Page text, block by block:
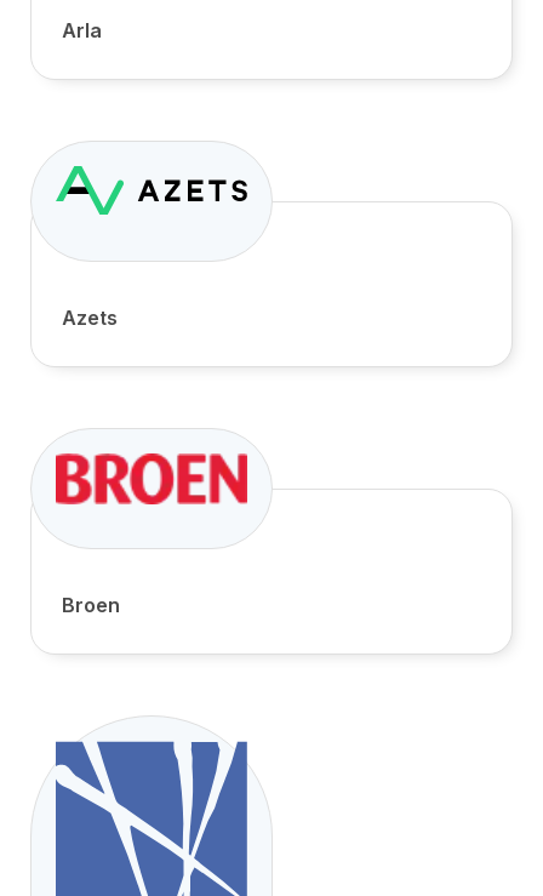
Arla
Azets
Broen